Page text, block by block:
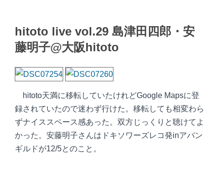
hitoto live vol.29 島津田四郎・安
藤明子@大阪hitoto
hitoto天満に移転していたけれどGoogle Mapsに登
録されていたので迷わず行けた。移転しても相変わら
ずナイススペース感あった。双方じっくりと聴けてよ
かった。安藤明子さんはドキソワーズレコ発inアバン
ギルドが12/5とのこと。